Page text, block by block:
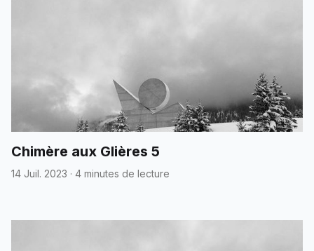
Chimère aux Glières 5
14 Juil. 2023 · 4 minutes de lecture